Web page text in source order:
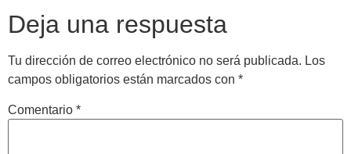
Deja una respuesta
Tu dirección de correo electrónico no será publicada. Los
campos obligatorios están marcados con *
Comentario *